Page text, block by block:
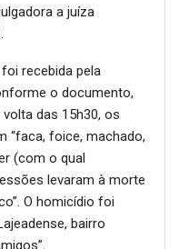
a juíza
recebida pela
o documento,
das 15h30, os
“faca, foice, machado,
(com o qual
levaram à morte
O homicídio foi
bairro